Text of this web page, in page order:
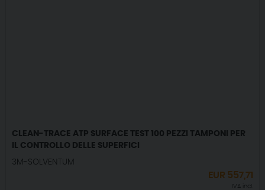
CLEAN-TRACE ATP SURFACE TEST 100 PEZZI TAMPONI PER
IL CONTROLLO DELLE SUPERFICI
3M-SOLVENTUM
EUR 557,71
IVA incl.